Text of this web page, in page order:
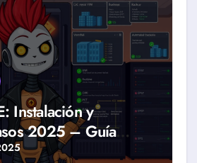
Instalación y
2025 – Guía